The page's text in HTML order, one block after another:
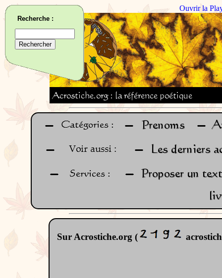
Ouvrir la
Sur Acrostiche.org (
Recherche :